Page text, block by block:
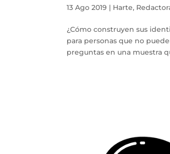
13 Ago 2019 | Harte,
¿Cómo construyen sus
para personas que no
preguntas en una muestra